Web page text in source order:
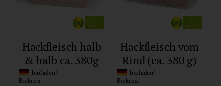
Hackfleisch halb
& halb ca. 380g
bioladen*
Biokreis
Hackfleisch vom
Rind (ca. 380 g)
bioladen*
Biokreis